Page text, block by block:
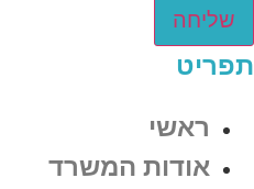
שליחה
תפריט
ראשי
אודות המשרד